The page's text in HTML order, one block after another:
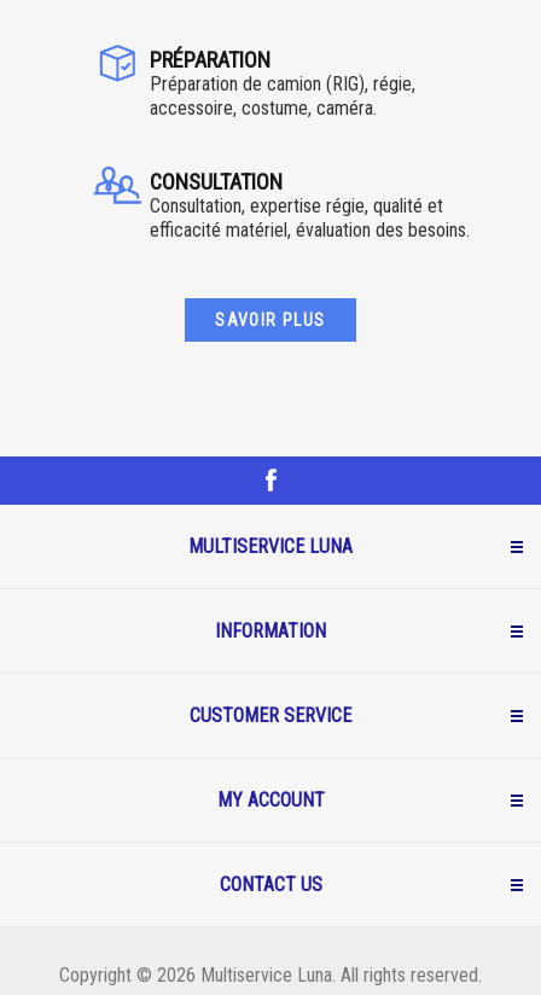
PRÉPARATION
Préparation de camion (RIG), régie,
accessoire, costume, caméra.
CONSULTATION
Consultation, expertise régie, qualité et
efficacité matériel, évaluation des besoins.
SAVOIR PLUS
MULTISERVICE LUNA
INFORMATION
CUSTOMER SERVICE
MY ACCOUNT
CONTACT US
Copyright © 2026 Multiservice Luna. All rights reserved.